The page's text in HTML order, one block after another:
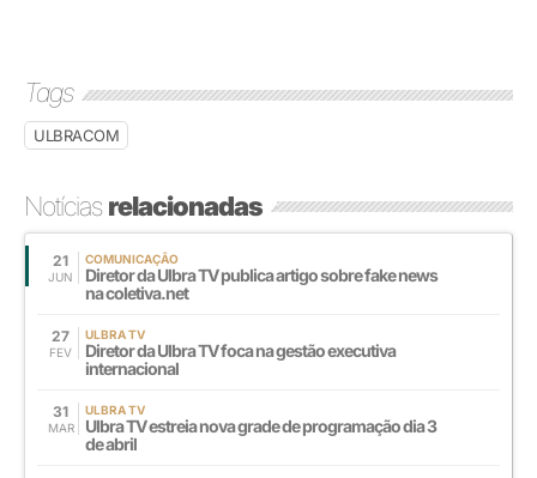
Tags
ULBRACOM
Notíciasrelacionadas
21
JUN
COMUNICAÇÃO
Diretor da Ulbra TV publica artigo sobre fake news
na coletiva.net
27
FEV
ULBRA TV
Diretor da Ulbra TV foca na gestão executiva
internacional
31
MAR
ULBRA TV
Ulbra TV estreia nova grade de programação dia 3
de abril